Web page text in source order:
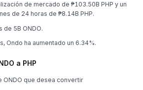
de mercado de ₱103.50B PHP y un
de 24 horas de ₱8.14B PHP.
de 5B ONDO.
Ondo ha aumentado un 6.34%.
a PHP
ONDO que desea convertir